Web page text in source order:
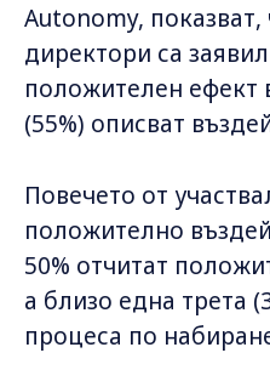
Autonomy,
директори са
положителен ефект
(55%) описват
Повечето от
положително
50% отчитат
а близо една трета
процесa по